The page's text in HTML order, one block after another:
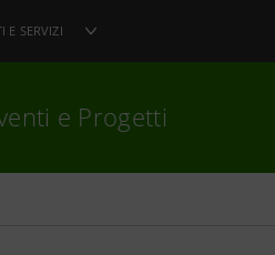
E SERVIZI
e Progetti